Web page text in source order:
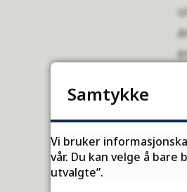
Samtykke
Vi bruker
vår. Du kan velge å
utvalgte”.